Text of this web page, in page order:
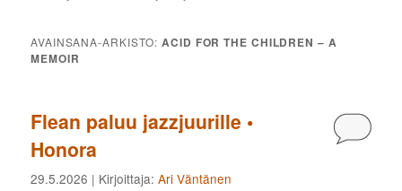
AVAINSANA-ARKISTO:ACID FOR THE CHILDREN – A
MEMOIR
Flean paluu jazzjuurille •
Honora
29.5.2026 | Kirjoittaja:Ari Väntänen